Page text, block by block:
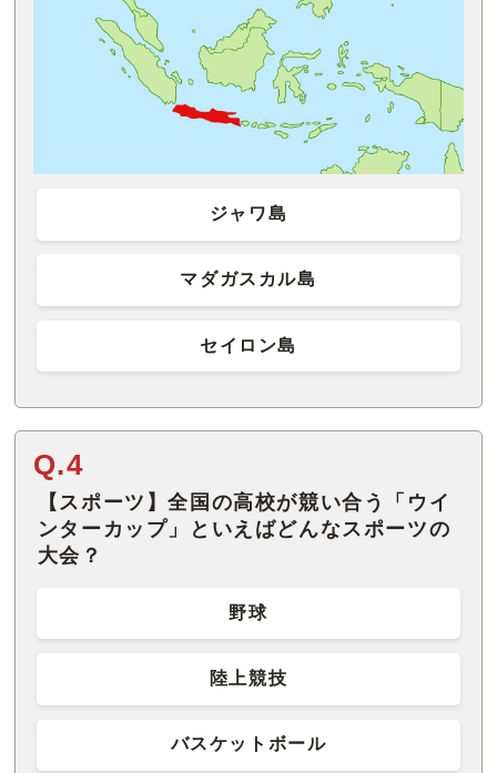
ジャワ島
マダガスカル島
セイロン島
Q.4
【スポーツ】全国の高校が競い合う「ウイ
ンターカップ」といえばどんなスポーツの
大会？
野球
陸上競技
バスケットボール